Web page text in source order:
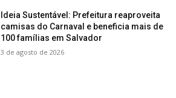
Ideia Sustentável: Prefeitura reaproveita
camisas do Carnaval e beneficia mais de
100 famílias em Salvador
3 de agosto de 2026